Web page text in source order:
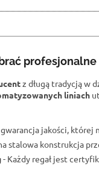
profesjonalne
z długą tradycją w
liniach
jakości, której
stalowa konstrukcja
- Każdy regał jest